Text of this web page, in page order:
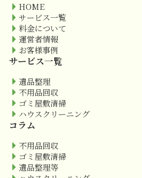
HOME
サービス一覧
料金について
運営者情報
お客様事例
サービス一覧
遺品整理
不用品回収
ゴミ屋敷清掃
ハウスクリーニング
コラム
不用品回収
ゴミ屋敷清掃
遺品整理等